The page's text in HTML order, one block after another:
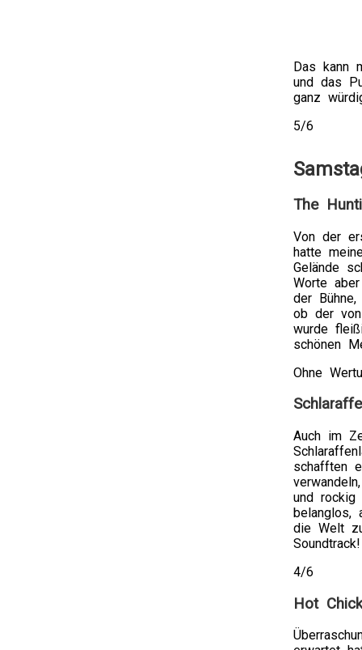
Das kann
und das
ganz
5/6
The
Von der
hatte
Gelände
Worte
der
ob der
wurde
schönen
Ohne
Auch im
schafften
und rockig
belanglos,
die Welt
Soundtrack!
4/6
Hot